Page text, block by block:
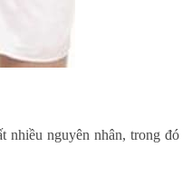
nhiều nguyên nhân, trong đó